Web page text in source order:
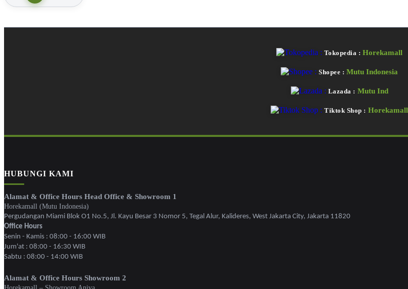
Tokopedia : Horekamall
Shopee : Mutu Indonesia
Lazada : Mutu Ind
Tiktok Shop : Horekamall
HUBUNGI KAMI
Alamat & Office Hours Head Office & Showroom 1
Horekamall (Mutu Indonesia)
Pergudangan Miami Blok O1 No.5, Jl. Kayu Besar 3 Nomor 5, Tegal Alur, Kalideres, West Jakarta City, Jakarta 11820
Office Hours
Senin - Kamis : 08:00 - 16:00 WIB
Jum'at : 08:00 - 16:30 WIB
Sabtu : 08:00 - 14:00 WIB
Alamat & Office Hours Showroom 2